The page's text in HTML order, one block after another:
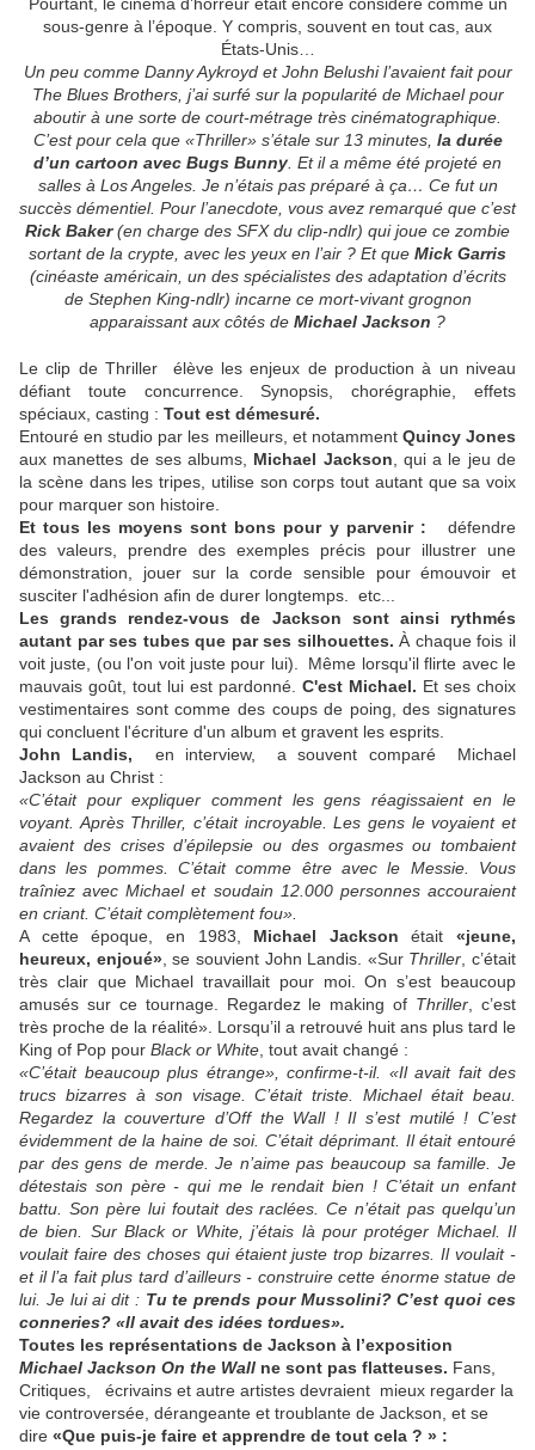
sous-genre à l’époque. Y compris, souvent en tout cas, aux
États-Unis…
Un peu comme Danny Aykroyd et John Belushi l’avaient fait pour
The Blues Brothers, j’ai surfé sur la popularité de Michael pour
aboutir à une sorte de court-métrage très cinématographique.
C’est pour cela que «Thriller» s’étale sur 13 minutes, la durée
d’un cartoon avec Bugs Bunny . Et il a même été projeté en
salles à Los Angeles. Je n’étais pas préparé à ça… Ce fut un
succès démentiel. Pour l’anecdote, vous avez remarqué que c’est
Rick Baker(en charge des SFX du clip-ndlr) qui joue ce zombie
sortant de la crypte, avec les yeux en l’air ? Et que Mick Garris
(cinéaste américain, un des spécialistes des adaptation d’écrits
de Stephen King-ndlr) incarne ce mort-vivant grognon
apparaissant aux côtés de Michael Jackson ?
Le clip de Thriller élève les enjeux de production à un niveau
défiant toute concurrence. Synopsis, chorégraphie, effets
spéciaux, casting : Tout est démesuré.
Entouré en studio par les meilleurs, et notamment Quincy Jones
aux manettes de ses albums, Michael Jackson , qui a le jeu de
la scène dans les tripes, utilise son corps tout autant que sa voix
pour marquer son histoire.
Et tous les moyens sont bons pour y parvenir : défendre
des valeurs, prendre des exemples précis pour illustrer une
démonstration, jouer sur la corde sensible pour émouvoir et
susciter l'adhésion afin de durer longtemps. etc...
Les grands rendez-vous de Jackson sont ainsi rythmés
autant par ses tubes que par ses silhouettes. À chaque fois il
voit juste, (ou l'on voit juste pour lui). Même lorsqu'il flirte avec le
mauvais goût, tout lui est pardonné. C'est Michael. Et ses choix
vestimentaires sont comme des coups de poing, des signatures
qui concluent l'écriture d'un album et gravent les esprits.
John Landis, en interview, a souvent comparé Michael
Jackson au Christ :
«C’était pour expliquer comment les gens réagissaient en le
voyant. Après Thriller, c’était incroyable. Les gens le voyaient et
avaient des crises d’épilepsie ou des orgasmes ou tombaient
dans les pommes. C’était comme être avec le Messie. Vous
traîniez avec Michael et soudain 12.000 personnes accouraient
en criant. C’était complètement fou».
A cette époque, en 1983, Michael Jackson était «jeune,
heureux, enjoué», se souvient John Landis. «Sur Thriller , c’était
très clair que Michael travaillait pour moi. On s’est beaucoup
amusés sur ce tournage. Regardez le making of Thriller , c’est
très proche de la réalité». Lorsqu’il a retrouvé huit ans plus tard le
King of Pop pour Black or White , tout avait changé :
«C’était beaucoup plus étrange», confirme-t-il. «Il avait fait des
trucs bizarres à son visage. C’était triste. Michael était beau.
Regardez la couverture d’Off the Wall ! Il s’est mutilé ! C’est
évidemment de la haine de soi. C’était déprimant. Il était entouré
par des gens de merde. Je n’aime pas beaucoup sa famille. Je
détestais son père - qui me le rendait bien ! C’était un enfant
battu. Son père lui foutait des raclées. Ce n’était pas quelqu’un
de bien. Sur Black or White, j’étais là pour protéger Michael. Il
voulait faire des choses qui étaient juste trop bizarres. Il voulait -
et il l’a fait plus tard d’ailleurs - construire cette énorme statue de
lui. Je lui ai dit : Tu te prends pour Mussolini? C’est quoi ces
conneries? «Il avait des idées tordues».
Toutes les représentations de Jackson à l’exposition
Michael Jackson On the Wall ne sont pas flatteuses. Fans,
Critiques, écrivains et autre artistes devraient mieux regarder la
vie controversée, dérangeante et troublante de Jackson, et se
dire «Que puis-je faire et apprendre de tout cela ? » :